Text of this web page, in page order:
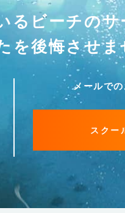
るビーチのサ
を後悔させま
メールで
スクー